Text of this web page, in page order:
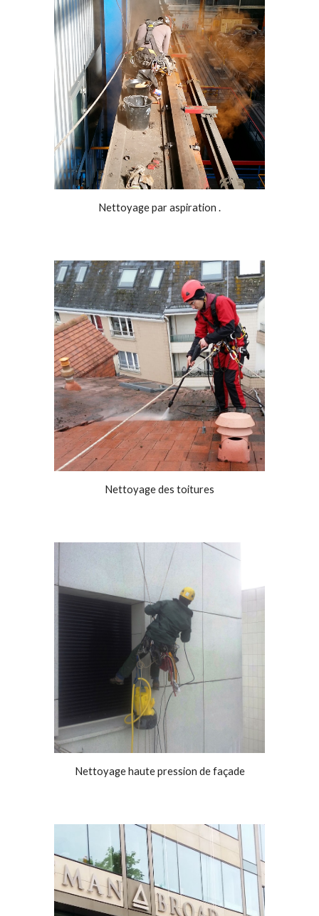
Nettoyage par aspiration .
Nettoyage des toitures
Nettoyage haute pression de façade